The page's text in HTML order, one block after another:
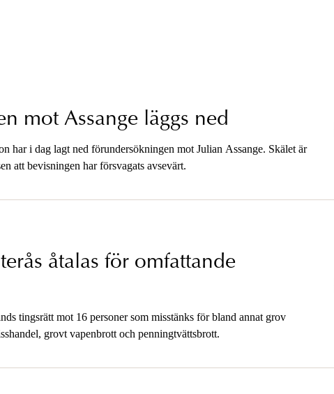
mot Assange läggs ned
har i dag lagt ned förundersökningen mot Julian Assange. Skälet är
att bevisningen har försvagats avsevärt.
åtalas för omfattande
tingsrätt mot 16 personer som misstänks för bland annat grov
grovt vapenbrott och penningtvättsbrott.